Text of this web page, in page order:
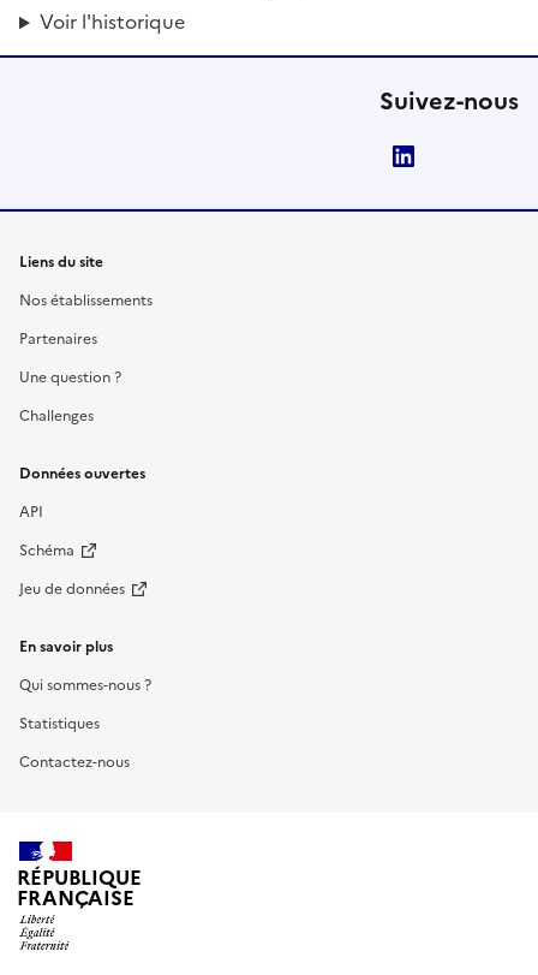
Voir l'historique
Suivez-nous
Liens du site
Nos établissements
Partenaires
Une question ?
Challenges
Données ouvertes
API
Schéma
Jeu de données
En savoir plus
Qui sommes-nous ?
Statistiques
Contactez-nous
RÉPUBLIQUE
FRANÇAISE